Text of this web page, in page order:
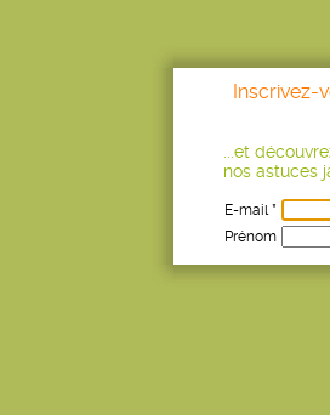
Inscrivez-
...et
nos astuces
E-mail *
Prénom
Age